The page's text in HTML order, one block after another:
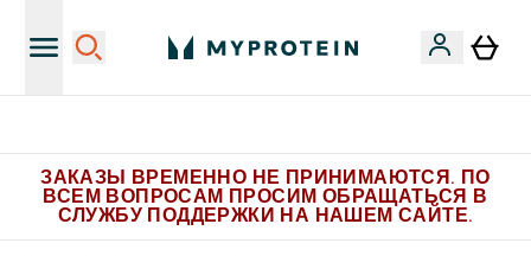
ЗАКАЗЫ ВРЕМЕННО НЕ ПРИНИМАЮТСЯ. ПО
ВСЕМ ВОПРОСАМ ПРОСИМ ОБРАЩАТЬСЯ В
СЛУЖБУ ПОДДЕРЖКИ НА НАШЕМ САЙТЕ.